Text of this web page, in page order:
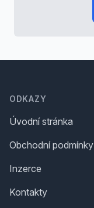
ODKAZY
Úvodní stránka
Obchodní podmínky
Inzerce
Kontakty